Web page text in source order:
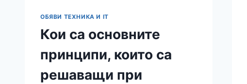
ОБЯВИ ТЕХНИКА И IT
Кои са основните
принципи, които са
решаващи при